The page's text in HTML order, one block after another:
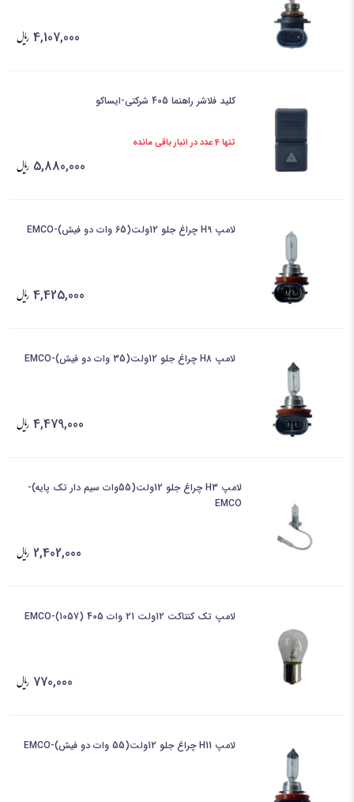
4,107,000
کلید فلاشر راهنما 405 شرکتی-ایساکو
تنها 4 عدد در انبار باقی مانده
5,880,000
لامپ H9 چراغ جلو 12ولت(65 وات دو فیش)-EMCO
4,425,000
لامپ H8 چراغ جلو 12ولت(35 وات دو فیش)-EMCO
4,479,000
لامپ H3 چراغ جلو 12ولت(55وات سیم دار تک پایه)-
EMCO
2,402,000
لامپ تک کنتاکت 12ولت 21 وات 405 (1057)-EMCO
770,000
لامپ H11 چراغ جلو 12ولت(55 وات دو فیش)-EMCO